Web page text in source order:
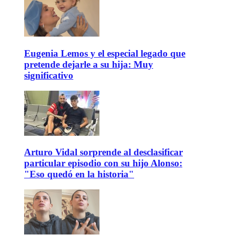
Eugenia Lemos y el especial legado que
pretende dejarle a su hija: Muy
significativo
Arturo Vidal sorprende al desclasificar
particular episodio con su hijo Alonso:
"Eso quedó en la historia"